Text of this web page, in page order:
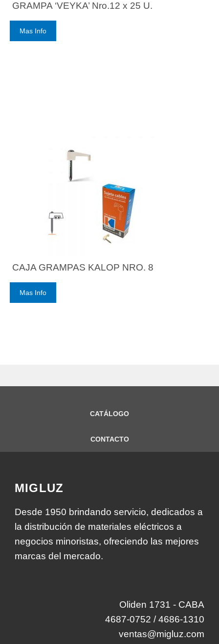
GRAMPA ‘VEYKA’ Nro.12 x 25 U.
Mas Info
CAJA GRAMPAS KALOP NRO. 8
Mas Info
CATÁLOGO
CONTACTO
MIGLUZ
Desde 1950 brindando servicio, dedicados a
la distribución de materiales eléctricos a
negocios minoristas, ofreciendo las mejores
marcas del mercado.
Oliden 1731 - CABA
4687-0752 / 4686-1310
ventas@migluz.com